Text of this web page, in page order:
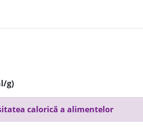
g)
calorică a alimentelor